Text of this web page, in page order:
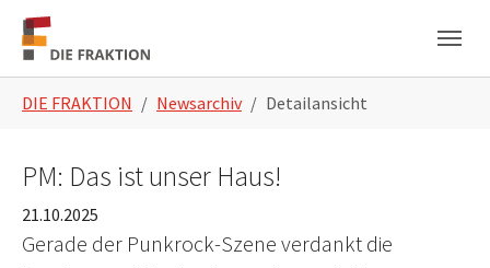
Zum Hauptinhalt springen
Skip to page footer
DIE FRAKTION Newsarchiv Detailansicht
PM: Das ist unser Haus!
21.10.2025
Gerade der Punkrock-Szene verdankt die